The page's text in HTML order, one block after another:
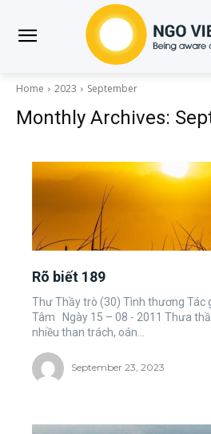
Home 2023 September
Monthly Archives:
Rõ biết 189
Thư Thầy trò (30) Tình thương Tác
Tâm Ngày 15 – 08 - 2011 Thưa thầy, Trong lúc lòng con
nhiều than trách, oán...
September 23, 2023